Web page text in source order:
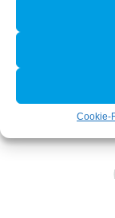
Cookie-